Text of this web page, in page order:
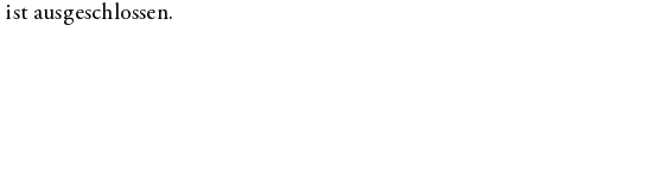
ausgeschlossen.